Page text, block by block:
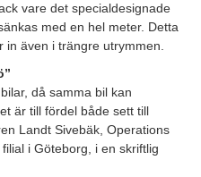
vare det specialdesignade
med en hel meter. Detta
även i trängre utrymmen.
då samma bil kan
är till fördel både sett till
Landt Sivebäk, Operations
i Göteborg, i en skriftlig